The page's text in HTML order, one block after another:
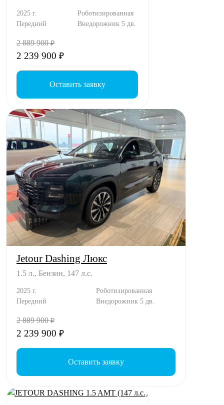
2025 г.
Передний
Роботизированная
Внедорожник 5 дв.
2 889 900₽
2 239 900 ₽
Оставить заявку
Jetour Dashing Люкс
1.5 л., Бензин, 147 л.с.
2025 г.
Передний
Роботизированная
Внедорожник 5 дв.
2 889 900₽
2 239 900 ₽
Оставить заявку